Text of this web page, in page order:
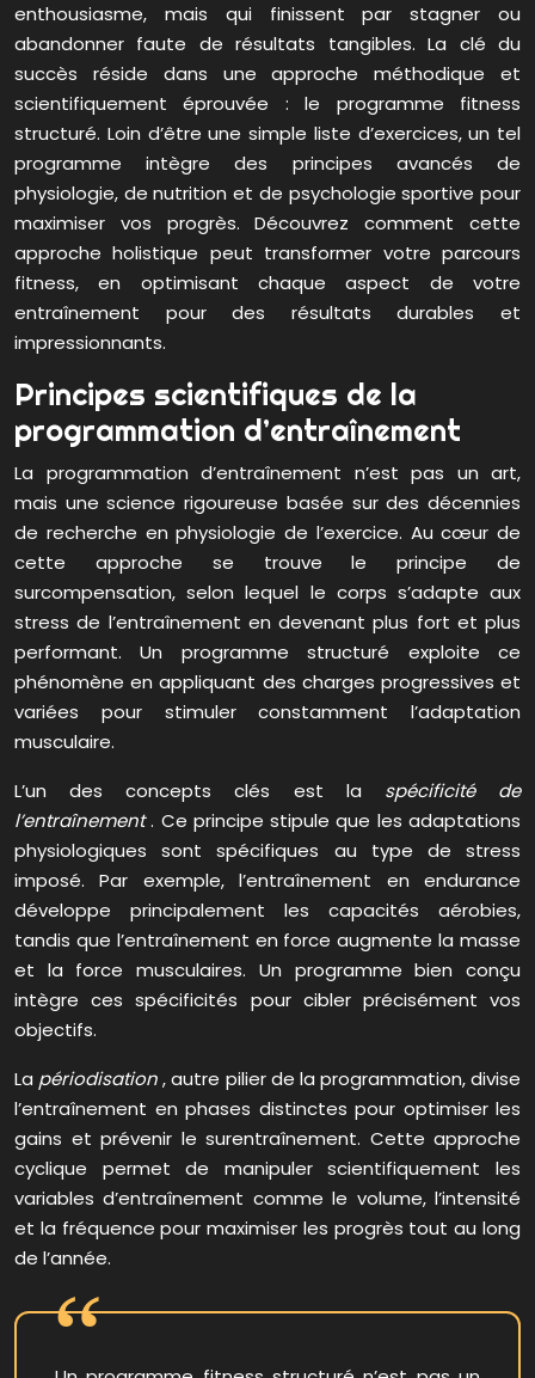
enthousiasme, mais qui finissent par stagner ou
abandonner faute de résultats tangibles. La clé du
succès réside dans une approche méthodique et
scientifiquement éprouvée : le programme fitness
structuré. Loin d’être une simple liste d’exercices, un tel
programme intègre des principes avancés de
physiologie, de nutrition et de psychologie sportive pour
maximiser vos progrès. Découvrez comment cette
approche holistique peut transformer votre parcours
fitness, en optimisant chaque aspect de votre
entraînement pour des résultats durables et
impressionnants.
Principes scientifiques de la
programmation d’entraînement
La programmation d’entraînement n’est pas un art,
mais une science rigoureuse basée sur des décennies
de recherche en physiologie de l’exercice. Au cœur de
cette approche se trouve le principe de
surcompensation, selon lequel le corps s’adapte aux
stress de l’entraînement en devenant plus fort et plus
performant. Un programme structuré exploite ce
phénomène en appliquant des charges progressives et
variées pour stimuler constamment l’adaptation
musculaire.
L’un des concepts clés est la spécificité de
l’entraînement. Ce principe stipule que les adaptations
physiologiques sont spécifiques au type de stress
imposé. Par exemple, l’entraînement en endurance
développe principalement les capacités aérobies,
tandis que l’entraînement en force augmente la masse
et la force musculaires. Un programme bien conçu
intègre ces spécificités pour cibler précisément vos
objectifs.
La périodisation, autre pilier de la programmation, divise
l’entraînement en phases distinctes pour optimiser les
gains et prévenir le surentraînement. Cette approche
cyclique permet de manipuler scientifiquement les
variables d’entraînement comme le volume, l’intensité
et la fréquence pour maximiser les progrès tout au long
de l’année.